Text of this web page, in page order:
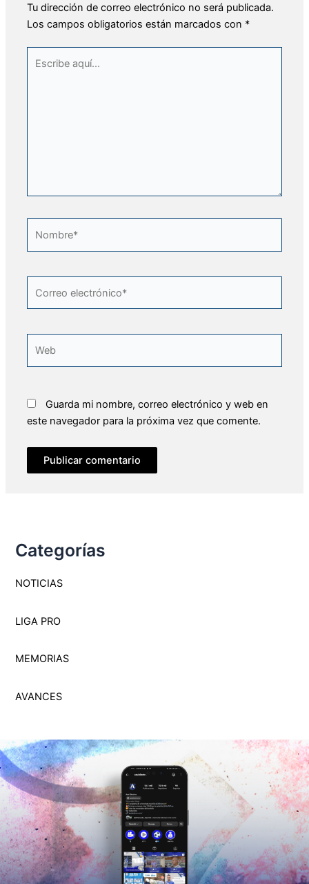
Tu dirección de correo electrónico no será publicada.
Los campos obligatorios están marcados con *
electrónico*
Guarda mi nombre, correo electrónico y web en
este navegador para la próxima vez que comente.
Categorías
NOTICIAS
LIGA PRO
MEMORIAS
AVANCES